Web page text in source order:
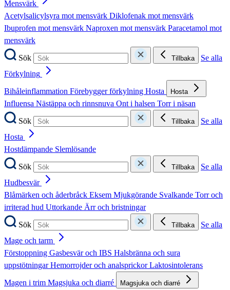
Mensvärk
Acetylsalicylsyra mot mensvärk Diklofenak mot mensvärk
Ibuprofen mot mensvärk Naproxen mot mensvärk Paracetamol mot
mensvärk
Sök
Tillbaka
Se alla
Förkylning
Bihåleinflammation Förebygger förkylning Hosta Hosta
Influensa Nästäppa och rinnsnuva Ont i halsen Torr i näsan
Sök
Tillbaka
Se alla
Hosta
Hostdämpande Slemlösande
Sök
Tillbaka
Se alla
Hudbesvär
Blåmärken och åderbråck Eksem Mjukgörande Svalkande Torr och
irriterad hud Uttorkande Ärr och bristningar
Sök
Tillbaka
Se alla
Mage och tarm
Förstoppning Gasbesvär och IBS Halsbränna och sura
uppstötningarHemorrojder och analsprickorLaktosintolerans
Magen i trim Magsjuka och diarré Magsjuka och diarré